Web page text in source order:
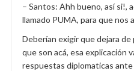
– Santos: Ahh bueno, así si!,
llamado PUMA, para que nos
Deberían exigir que dejara de
que son acá, esa explicación
respuestas diplomaticas